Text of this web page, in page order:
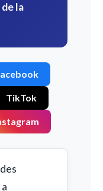
la
TikTok